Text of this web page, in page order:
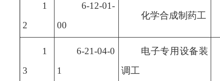
1
2
6-12-01-
00
化学合成制药工
1
3
6-21-04-0
1
电子专用设备装
调工